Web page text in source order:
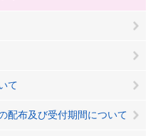
て
配布及び受付期間について